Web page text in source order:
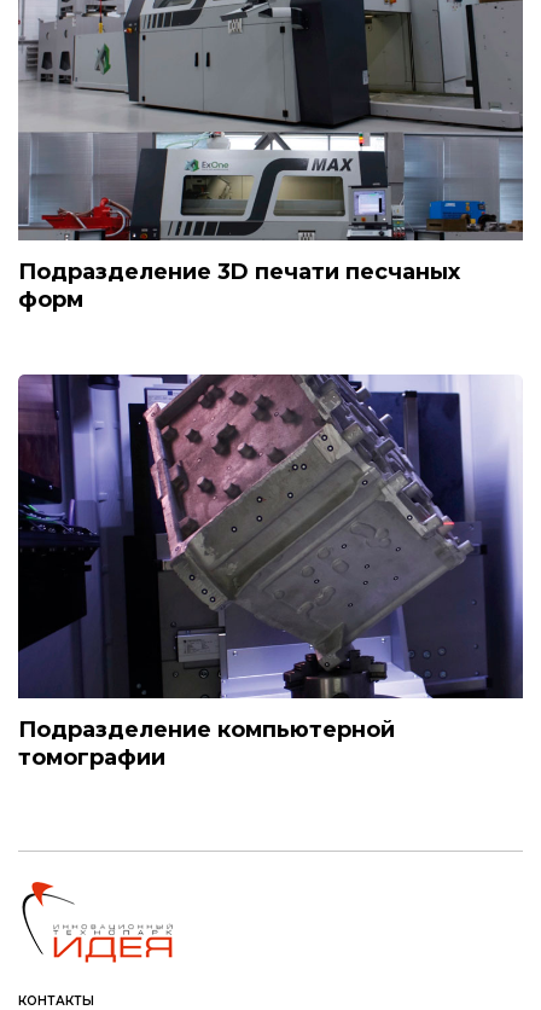
Подразделение 3D печати песчаных
форм
Подразделение компьютерной
томографии
КОНТАКТЫ